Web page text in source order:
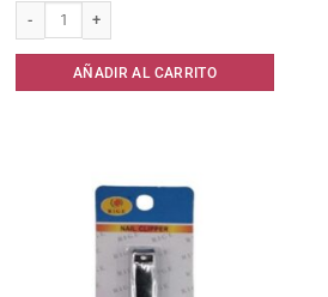
Set 934 Manicura 5pc Estuche Carterita * cantidad
AÑADIR AL CARRITO